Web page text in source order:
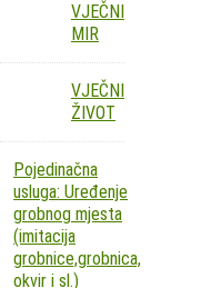
VJEČNI
MIR
VJEČNI
ŽIVOT
Pojedinačna
usluga: Uređenje
grobnog mjesta
(imitacija
grobnice,grobnica,
okvir i sl.)